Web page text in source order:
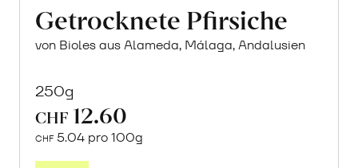
Getrocknete Pfirsiche
von Bioles aus Alameda, Málaga, Andalusien
250g
CHF 12.60
CHF 5.04 pro 100g